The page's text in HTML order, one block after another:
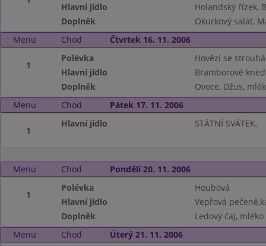
Hlavní jídlo
Holandský řízek,
Doplněk
Okurkový salát,
Menu
Chod Čtvrtek 16. 11. 2006
1
Polévka
Hovězí se
Hlavní jídlo
Bramborové
Doplněk
Ovoce, Džus,
Menu
Chod Pátek 17. 11. 2006
1
Hlavní jídlo STÁTNÍ SVÁTEK,
Menu Chod Pondělí 20. 11. 2006
1
Polévka
Houbová
Hlavní jídlo
Vepřová
Doplněk
Ledový čaj, mléko
Menu
Chod Úterý 21. 11. 2006